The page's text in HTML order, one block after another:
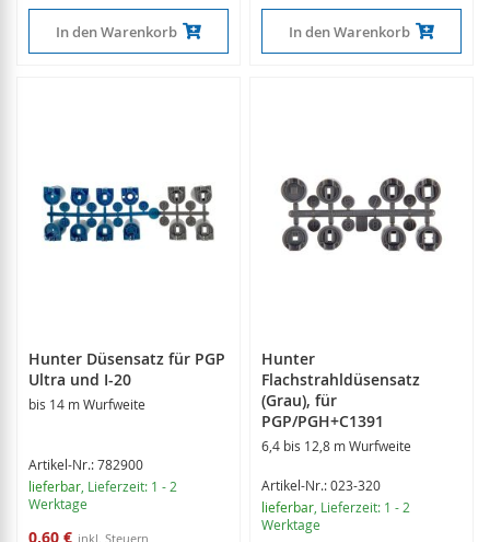
In den Warenkorb In den Warenkorb
Hunter Düsensatz für PGP
Ultra und I-20
bis 14 m Wurfweite
Artikel-Nr.: 782900
lieferbar , Lieferzeit: 1 - 2
Werktage
Sonderangebot
0,60 €
Hunter
Flachstrahldüsensatz
(Grau), für
PGP/PGH+C1391
6,4 bis 12,8 m Wurfweite
Artikel-Nr.: 023-320
lieferbar , Lieferzeit: 1 - 2
Werktage